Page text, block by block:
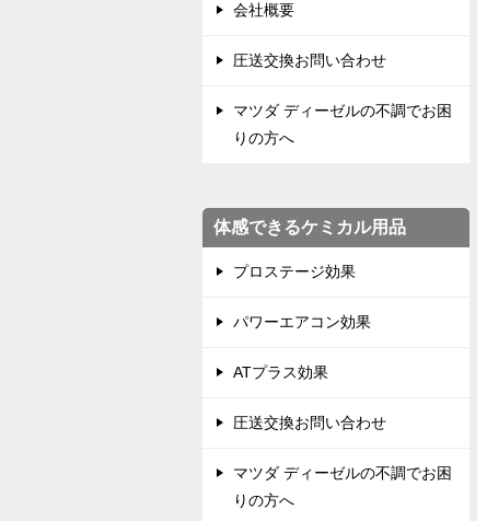
会社概要
圧送交換お問い合わせ
マツダ ディーゼルの不調でお困
りの方へ
体感できるケミカル用品
プロステージ効果
パワーエアコン効果
ATプラス効果
圧送交換お問い合わせ
マツダ ディーゼルの不調でお困
りの方へ